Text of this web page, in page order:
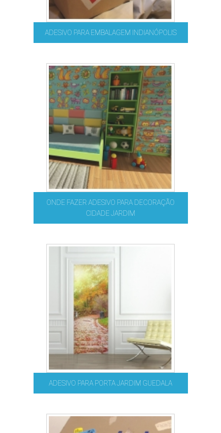
ADESIVO PARA EMBALAGEM INDIANÓPOLIS
ONDE FAZER ADESIVO PARA DECORAÇÃO
CIDADE JARDIM
ADESIVO PARA PORTA JARDIM GUEDALA